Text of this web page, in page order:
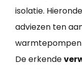
isolatie.
adviezen ten
warmtepompen
De erkende